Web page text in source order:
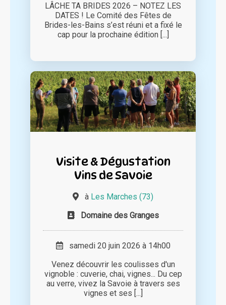
LÂCHE TA BRIDES 2026 – NOTEZ LES
DATES ! Le Comité des Fêtes de
Brides-les-Bains s’est réuni et a fixé le
cap pour la prochaine édition [...]
Visite & Dégustation
Vins de Savoie
à Les Marches (73)
Domaine des Granges
samedi 20 juin 2026 à 14h00
Venez découvrir les coulisses d'un
vignoble : cuverie, chai, vignes... Du cep
au verre, vivez la Savoie à travers ses
vignes et ses [...]